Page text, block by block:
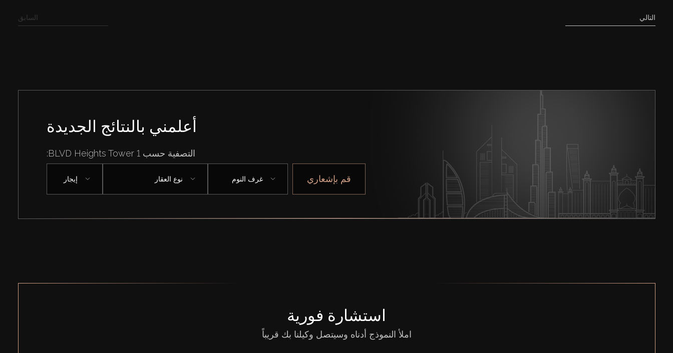
السابق التالي
أعلمني بالنتائج الجديدة
التصفية حسب BLVD Heights Tower 1:
إيجار نوع العقار غرف النوم قم بإشعاري
استشارة فورية
املأ النموذج أدناه وسيتصل وكيلنا بك قريباً